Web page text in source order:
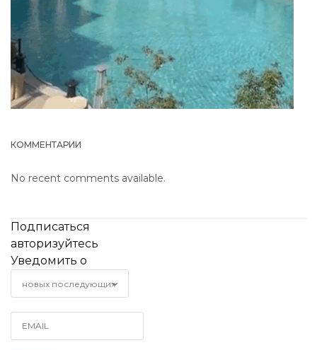
КОММЕНТАРИИ
No recent comments available.
Подписаться
авторизуйтесь
Уведомить о